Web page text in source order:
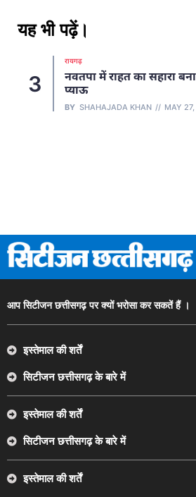
यह भी पढ़ें।
3
रायगढ़
नवतपा में राहत का सहारा बना
प्याऊ
BY SHAHAJADA KHAN MAY
आप सिटीजन छत्तीसगढ़ पर क्यों भरोसा कर सकतें हैं ।
इस्तेमाल की शर्तें
सिटीजन छत्तीसगढ़ के बारे में
इस्तेमाल की शर्तें
सिटीजन छत्तीसगढ़ के बारे में
इस्तेमाल की शर्तें